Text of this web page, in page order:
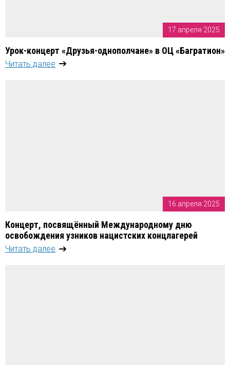
17 апреля 2025
Урок-концерт «Друзья-однополчане» в ОЦ «Багратион»
Читать далее
16 апреля 2025
Концерт, посвящённый Международному дню
освобождения узников нацистских концлагерей
Читать далее